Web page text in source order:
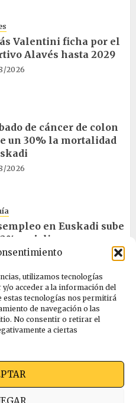
utilizamos tecnologías
o acceder a la información del
tecnologías nos permitirá
de navegación o las
No consentir o retirar el
a ciertas
Valentini ficha por el
Alavés hasta 2029
2026
de cáncer de colon
un 30% la mortalidad
2026
en Euskadi sube
en julio
2026
acogerá el mayor
europeo de salud
en noviembre
Press